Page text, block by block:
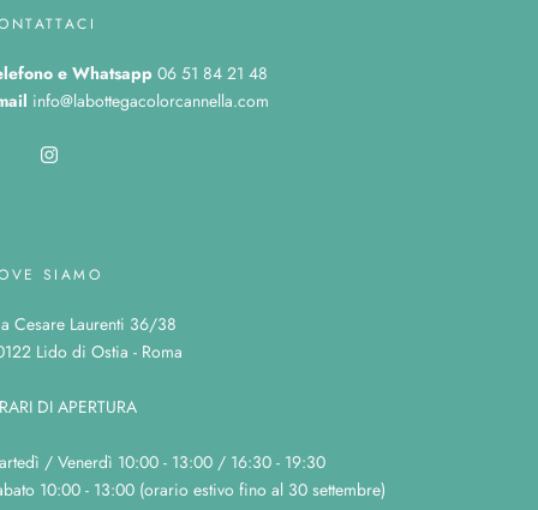
e Whatsapp 06 51 84 21 48
info@labottegacolorcannella.com
SIAMO
Cesare Laurenti 36/38
Lido di Ostia - Roma
DI APERTURA
/ Venerdì 10:00 - 13:00 / 16:30 - 19:30
10:00 - 13:00 (orario estivo fino al 30 settembre)